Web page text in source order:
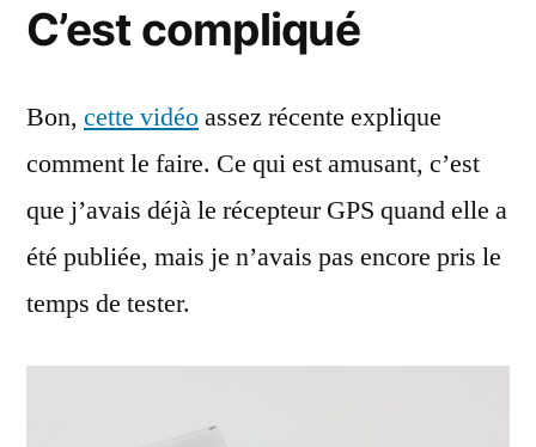
C’est compliqué
Bon, cette vidéoassez récente explique
comment le faire. Ce qui est amusant, c’est
que j’avais déjà le récepteur GPS quand elle a
été publiée, mais je n’avais pas encore pris le
temps de tester.